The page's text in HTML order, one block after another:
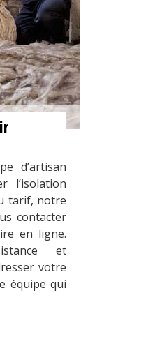
d’artisan
l’isolation
tarif, notre
contacter
en ligne.
et
votre
équipe qui